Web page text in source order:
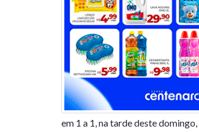
em 1 a 1, na tarde deste